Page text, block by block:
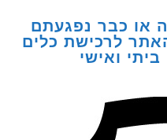
נפגעתם
כלים